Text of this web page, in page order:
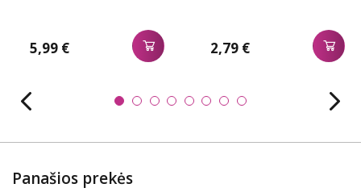
5,99 € 2,79 €
Panašios prekės